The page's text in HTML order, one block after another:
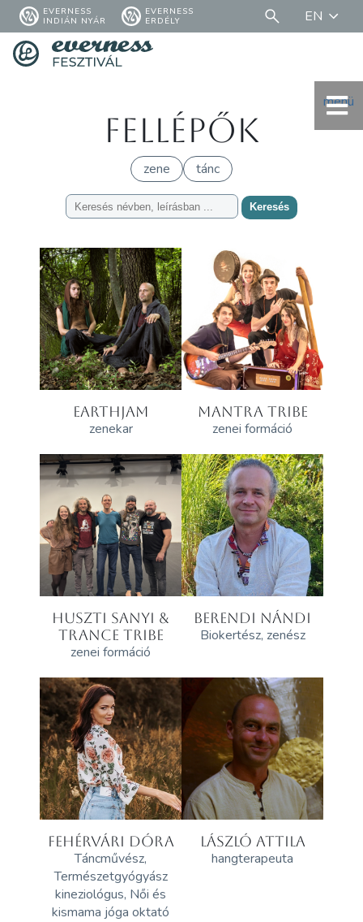
EVERNESS
INDIÁN NYÁR
EVERNESS
ERDÉLY
EN
menü
Fellépők
zene tánc
Keresés
EARTHJAM
zenekar
MANTRA TRIBE
zenei formáció
HUSZTI SANYI &
TRANCE TRIBE
zenei formáció
BERENDI NÁNDI
Biokertész, zenész
FEHÉRVÁRI DÓRA
Táncművész,
Természetgyógyász
kineziológus, Női és
kismama jóga oktató
LÁSZLÓ ATTILA
hangterapeuta